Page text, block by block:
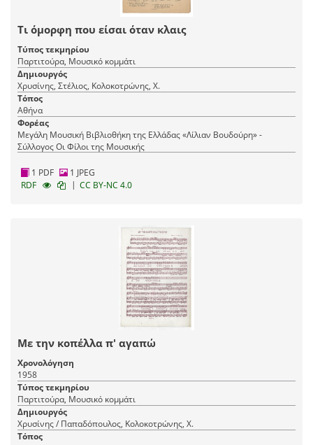
Τι όμορφη που είσαι όταν κλαις
Τύπος τεκμηρίου
Παρτιτούρα, Μουσικό κομμάτι
Δημιουργός
Χρυσίνης, Στέλιος, Κολοκοτρώνης, Χ.
Τόπος
Αθήνα
Φορέας
Μεγάλη Μουσική Βιβλιοθήκη της Ελλάδας «Λίλιαν Βουδούρη» -
Σύλλογος Οι Φίλοι της Μουσικής
1 PDF
1 JPEG
RDF
| CC BY-NC 4.0
Με την κοπέλλα π' αγαπώ
Χρονολόγηση
1958
Τύπος τεκμηρίου
Παρτιτούρα, Μουσικό κομμάτι
Δημιουργός
Χρυσίνης / Παπαδόπουλος, Κολοκοτρώνης, Χ.
Τόπος